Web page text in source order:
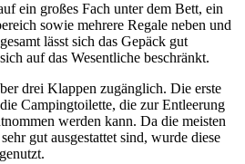
ein großes Fach unter dem Bett, ein
sowie mehrere Regale neben und
lässt sich das Gepäck gut
auf das Wesentliche beschränkt.
drei Klappen zugänglich. Die erste
Campingtoilette, die zur Entleerung
werden kann. Da die meisten
gut ausgestattet sind, wurde diese